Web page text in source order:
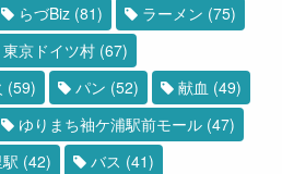
らづBiz (81) ラーメン (75)
東京ドイツ村 (67)
(59) パン (52) 献血 (49)
ゆりまち袖ケ浦駅前モール (47)
(42) バス (41)